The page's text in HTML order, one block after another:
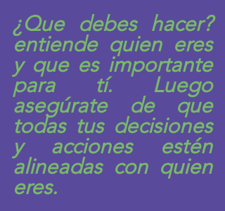
¿Que debes hacer?
entiende quien eres
y que es importante
para tí. Luego
asegúrate de que
todas tus decisiones
y acciones estén
alineadas con quien
eres.